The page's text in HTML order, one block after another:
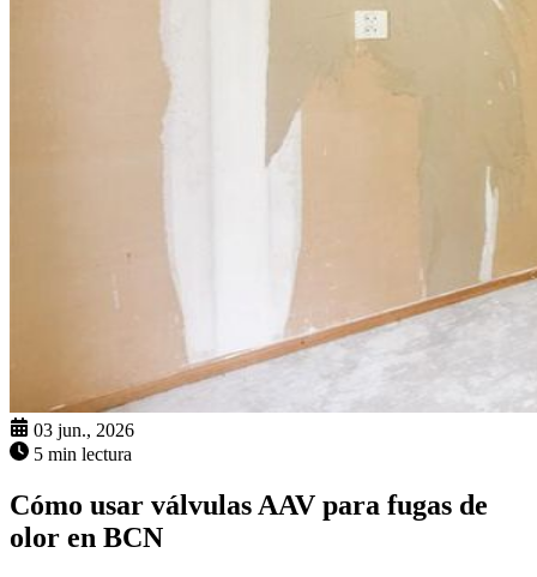
03 jun., 2026
5 min lectura
Cómo usar válvulas AAV para fugas de
olor en BCN